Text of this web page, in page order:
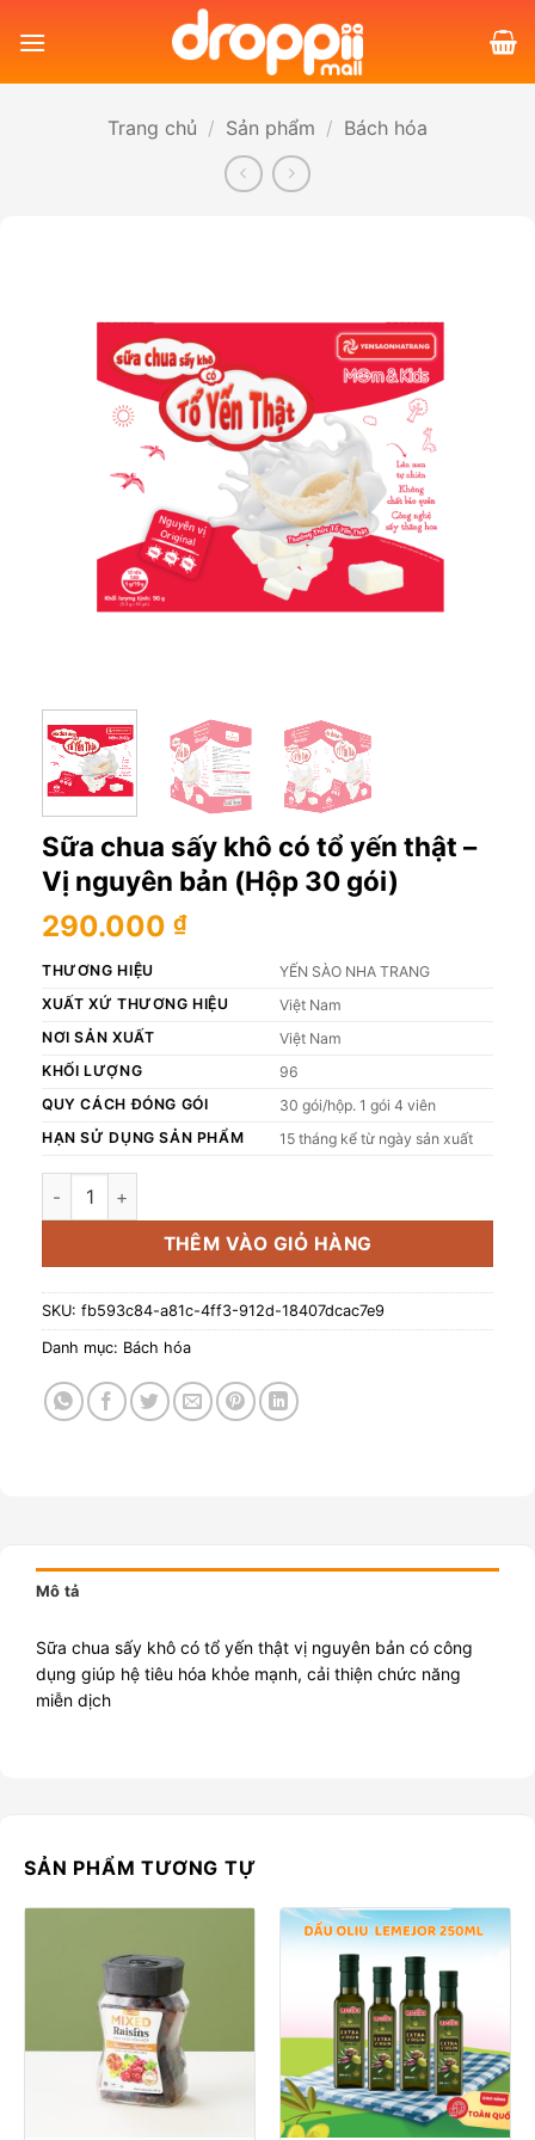
qua
Trang chủ / Sản phẩm / Bách hóa
Sữa chua sấy khô có tổ yến thật –
Vị nguyên bản (Hộp 30 gói)
290.000 ₫
THƯƠNG HIỆU
YẾN SÀO NHA TRANG
XUẤT XỨ THƯƠNG HIỆU
Việt Nam
NƠI SẢN XUẤT
Việt Nam
KHỐI LƯỢNG
96
QUY CÁCH ĐÓNG GÓI
30 gói/hộp. 1 gói 4 viên
HẠN SỬ DỤNG SẢN PHẨM
15 tháng kể từ ngày sản xuất
Sữa chua sấy khô có tổ yến thật - Vị nguyên bản (Hộp 30
THÊM VÀO GIỎ HÀNG
SKU: fb593c84-a81c-4ff3-912d-18407dcac7e9
Danh mục: Bách hóa
Mô tả
Sữa chua sấy khô có tổ yến thật vị nguyên bản có công
dụng giúp hệ tiêu hóa khỏe mạnh, cải thiện chức năng
miễn dịch
SẢN PHẨM TƯƠNG TỰ